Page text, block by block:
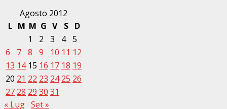
Agosto 2012
L M M G V S
D
1
2 3 4 5
6
7 8 9 10 11 12
13 14 15 16 17 18 19
20 21 22 23 24 25 26
27 28 29 30 31
« Lug Set »